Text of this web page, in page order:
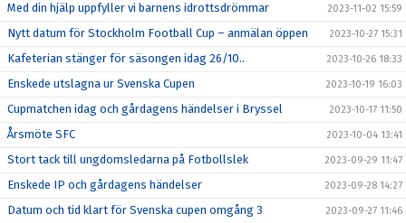
Med din hjälp uppfyller vi barnens idrottsdrömmar 2023-11-02 15:59
Nytt datum för Stockholm Football Cup – anmälan öppen 2023-10-27 15:31
Kafeterian stänger för säsongen idag 26/10.. 2023-10-26 18:33
Enskede utslagna ur Svenska Cupen 2023-10-19 16:03
Cupmatchen idag och gårdagens händelser i Bryssel 2023-10-17 11:50
Årsmöte SFC 2023-10-04 13:41
Stort tack till ungdomsledarna på Fotbollslek 2023-09-29 11:47
Enskede IP och gårdagens händelser 2023-09-28 14:27
Datum och tid klart för Svenska cupen omgång 3 2023-09-27 11:46